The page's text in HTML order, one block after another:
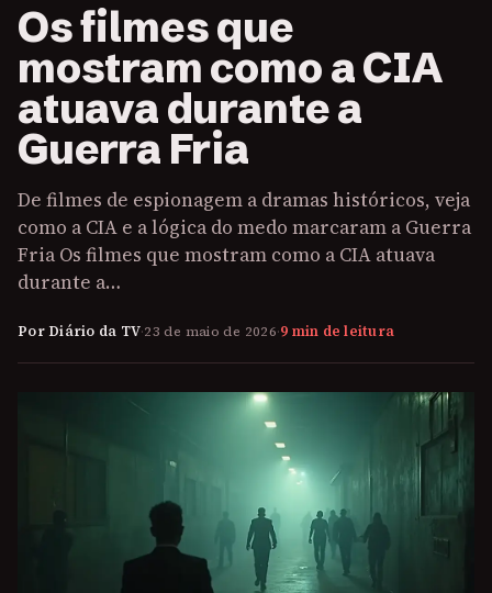
Os filmes que
mostram como a CIA
atuava durante a
Guerra Fria
De filmes de espionagem a dramas históricos, veja
como a CIA e a lógica do medo marcaram a Guerra
Fria Os filmes que mostram como a CIA atuava
durante a…
Por Diário da TV·23 de maio de 2026·9 min de leitura